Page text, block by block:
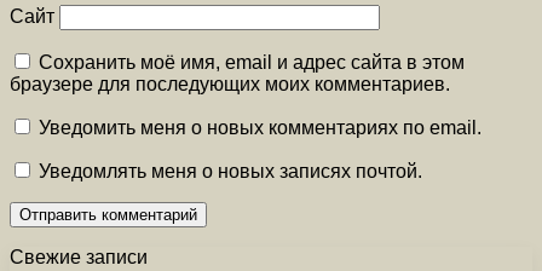
Сайт
Сохранить моё имя, email и адрес сайта в этом
браузере для последующих моих комментариев.
Уведомить меня о новых комментариях по email.
Уведомлять меня о новых записях почтой.
Свежие записи